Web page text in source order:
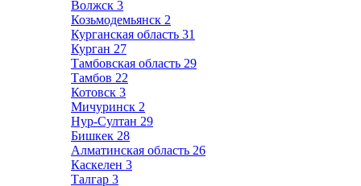
Волжск 3
Козьмодемьянск 2
Курганская область 31
Курган 27
Тамбовская область 29
Тамбов 22
Котовск 3
Мичуринск 2
Нур-Султан 29
Бишкек 28
Алматинская область 26
Каскелен 3
Талгар 3